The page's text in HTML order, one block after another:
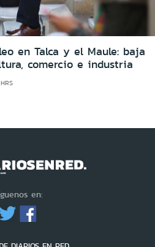
en Talca y el Maule: baja
comercio e industria
en: